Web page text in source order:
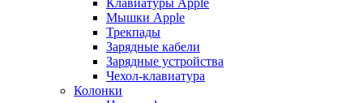
Клавиатуры Apple
Мышки Apple
Трекпады
Зарядные кабели
Зарядные устройства
Чехол-клавиатура
Колонки